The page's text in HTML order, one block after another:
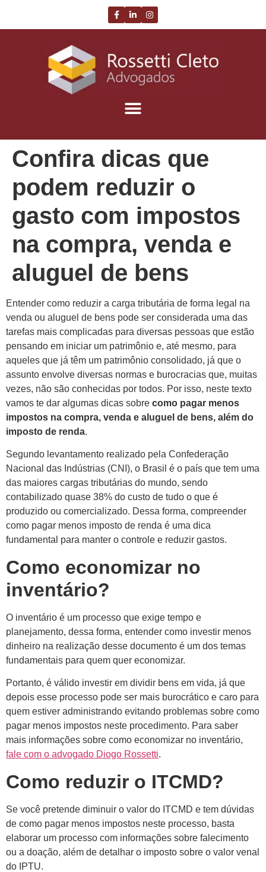
Confira dicas que
podem reduzir o
gasto com impostos
na compra, venda e
aluguel de bens
Entender como reduzir a carga tributária de forma legal na
venda ou aluguel de bens pode ser considerada uma das
tarefas mais complicadas para diversas pessoas que estão
pensando em iniciar um patrimônio e, até mesmo, para
aqueles que já têm um patrimônio consolidado, já que o
assunto envolve diversas normas e burocracias que, muitas
vezes, não são conhecidas por todos. Por isso, neste texto
vamos te dar algumas dicas sobre como pagar menos
impostos na compra, venda e aluguel de bens, além do
imposto de renda.
Segundo levantamento realizado pela Confederação
Nacional das Indústrias (CNI), o Brasil é o país que tem uma
das maiores cargas tributárias do mundo, sendo
contabilizado quase 38% do custo de tudo o que é
produzido ou comercializado. Dessa forma, compreender
como pagar menos imposto de renda é uma dica
fundamental para manter o controle e reduzir gastos.
Como economizar no
inventário?
O inventário é um processo que exige tempo e
planejamento, dessa forma, entender como investir menos
dinheiro na realização desse documento é um dos temas
fundamentais para quem quer economizar.
Portanto, é válido investir em dividir bens em vida, já que
depois esse processo pode ser mais burocrático e caro para
quem estiver administrando evitando problemas sobre como
pagar menos impostos neste procedimento. Para saber
mais informações sobre como economizar no inventário,
fale com o advogado Diogo Rossetti.
Como reduzir o ITCMD?
Se você pretende diminuir o valor do ITCMD e tem dúvidas
de como pagar menos impostos neste processo, basta
elaborar um processo com informações sobre falecimento
ou a doação, além de detalhar o imposto sobre o valor venal
do IPTU.